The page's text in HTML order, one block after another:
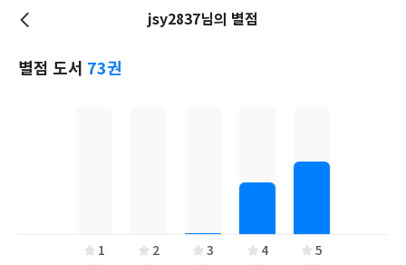
jsy2837님의 별점
별점 도서 73권
1 2 3 4 5